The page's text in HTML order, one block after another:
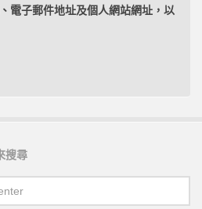
電子郵件地址及個人網站網址，以
搜尋